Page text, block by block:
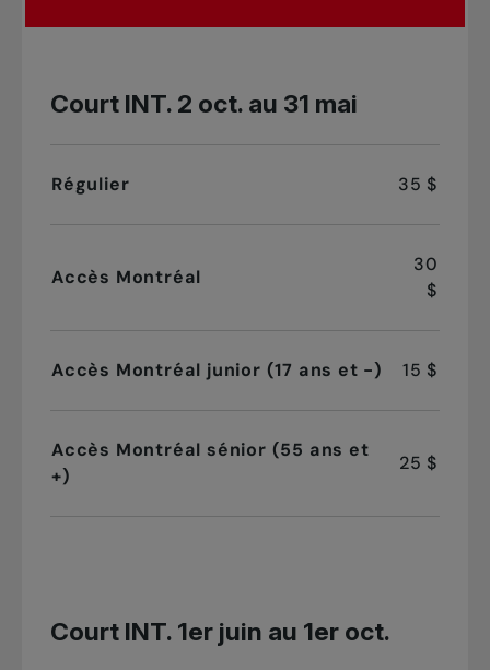
Court INT. 2 oct. au 31 mai
Régulier 35 $
Accès Montréal
30
$
Accès Montréal junior (17 ans et -) 15 $
Accès Montréal sénior (55 ans et
+)
25 $
Court INT. 1er juin au 1er oct.